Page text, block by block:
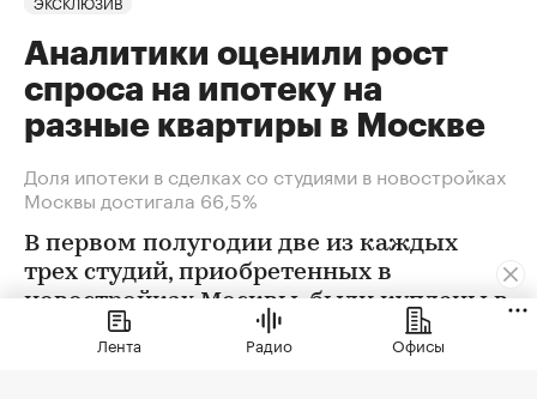
Аналитики оценили рост
спроса на ипотеку на
разные квартиры в Москве
Доля ипотеки в сделках со студиями в новостройках
Москвы достигала 66,5%
В первом полугодии две из каждых
трех студий, приобретенных в
новостройках Москвы, были куплены в
ипотеку. В сегменте трешек ипотечных
сделок менее половины, а среди
Лента Радио Офисы